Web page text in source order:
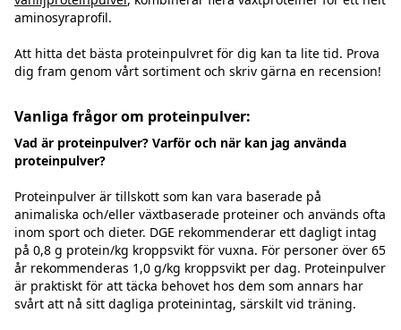
aminosyraprofil.
Att hitta det bästa proteinpulvret för dig kan ta lite tid. Prova
dig fram genom vårt sortiment och skriv gärna en recension!
Vanliga frågor om proteinpulver:
Vad är proteinpulver? Varför och när kan jag använda
proteinpulver?
Proteinpulver är tillskott som kan vara baserade på
animaliska och/eller växtbaserade proteiner och används ofta
inom sport och dieter. DGE rekommenderar ett dagligt intag
på 0,8 g protein/kg kroppsvikt för vuxna. För personer över 65
år rekommenderas 1,0 g/kg kroppsvikt per dag. Proteinpulver
är praktiskt för att täcka behovet hos dem som annars har
svårt att nå sitt dagliga proteinintag, särskilt vid träning.